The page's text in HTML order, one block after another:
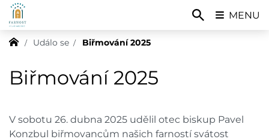
Událo se Biřmování 2025
Biřmování 2025
V sobotu 26. dubna 2025 udělil otec biskup Pavel
Konzbul biřmovancům našich farností svátost
MENU